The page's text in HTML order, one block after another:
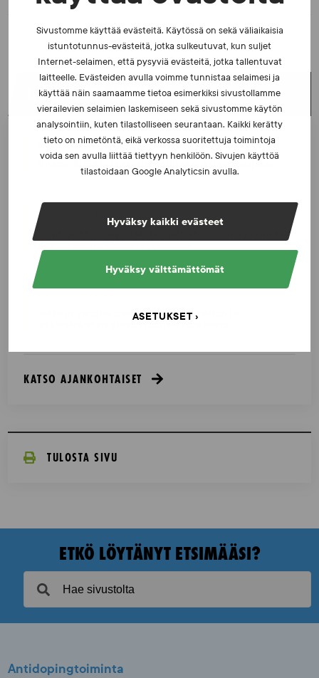
Sivustomme käyttää evästeitä. Käytössä on sekä väliaikaisia
istuntotunnus-evästeitä, jotka sulkeutuvat, kun suljet
Internet-selaimen, että pysyviä evästeitä, jotka tallentuvat
laitteelle. Evästeiden avulla voimme tunnistaa selaimesi ja
käyttää näin saamaamme tietoa esimerkiksi sivustollamme
vierailevien selaimien laskemiseen sekä sivustomme käytön
analysointiin, kuten tilastolliseen seurantaan. Kaikki kerätty
tieto on nimetöntä, eikä verkossa suoritettuja toimintoja
voida sen avulla liittää tiettyyn henkilöön. Sivujen käyttöä
tilastoidaan Google Analyticsin avulla.
Hyväksy kaikki evästeet
Hyväksy välttämättömät
ASETUKSET
UUSIMMAT UUTISET
UUTISET - 5.8.2026
Iljukov SUEKin lääketieteelliseksi asiantuntijaksi
UUTISET - 16.7.2026
Dopingrikkomuspäätösten julkistaminen: kysymyksiä
ja vastauksia EUT:n ratkaisusta
SUEKin sivuilla uusi blogisarja urheilun ja
KATSO AJANKOHTAISET
TULOSTA SIVU
ETKÖ LÖYTÄNYT ETSIMÄÄSI?
Antidopingtoiminta